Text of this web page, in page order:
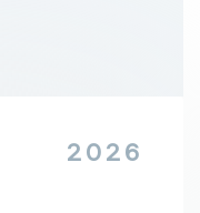
2026